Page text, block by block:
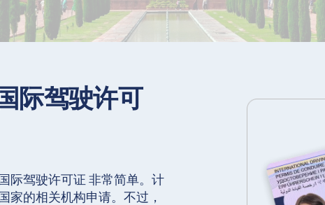
际驾驶许可
际驾驶许可证 非常简单。计
家的相关机构申请。不过，